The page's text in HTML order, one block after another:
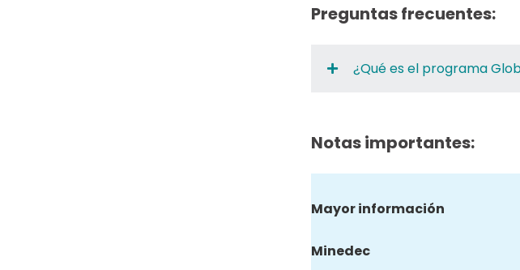
Preguntas frecuentes:
¿Qué es el programa
Notas importantes:
Mayor información
Minedec